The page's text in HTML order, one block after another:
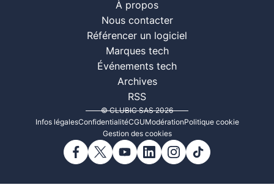
À propos
Nous contacter
Référencer un logiciel
Marques tech
Événements tech
Archives
RSS
© CLUBIC SAS 2026
Infos légalesConfidentialitéCGUModérationPolitique cookie
Gestion des cookies